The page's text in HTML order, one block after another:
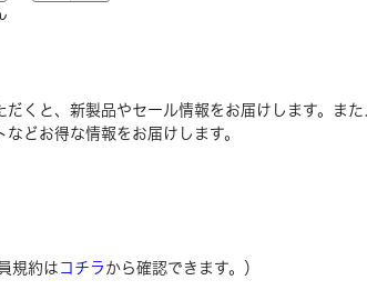
だくと、新製品やセール情報をお届けします。ま
どお得な情報をお届けします。
規約は コチラ から確認できます。）